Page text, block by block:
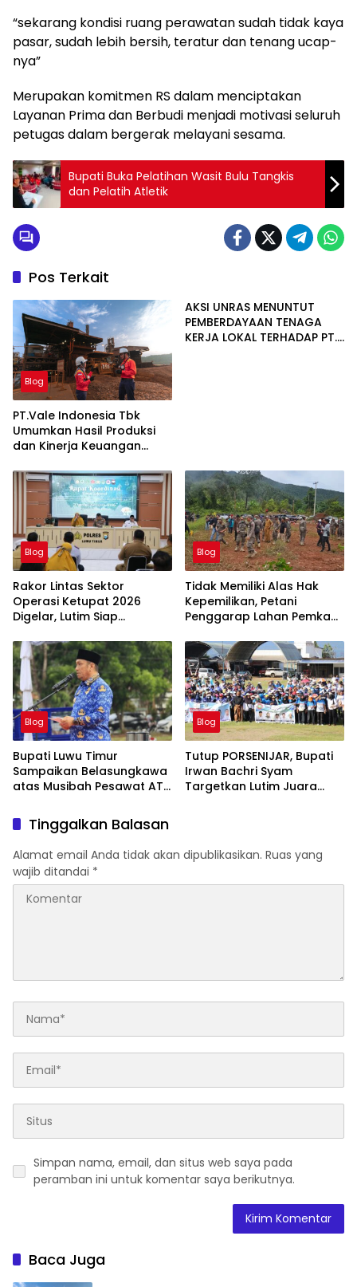
“sekarang kondisi ruang perawatan sudah tidak kaya
pasar, sudah lebih bersih, teratur dan tenang ucap-
nya”
Merupakan komitmen RS dalam menciptakan
Layanan Prima dan Berbudi menjadi motivasi seluruh
petugas dalam bergerak melayani sesama.
Bupati Buka Pelatihan Wasit Bulu Tangkis
dan Pelatih Atletik
Pos Terkait
Blog
PT.Vale Indonesia Tbk
Umumkan Hasil Produksi
dan Kinerja Keuangan
AKSI UNRAS MENUNTUT
PEMBERDAYAAN TENAGA
KERJA LOKAL TERHADAP PT.
Blog
Rakor Lintas Sektor
Operasi Ketupat 2026
Digelar, Lutim Siap
Lebaran
Blog
Tidak Memiliki Alas Hak
Kepemilikan, Petani
Penggarap Lahan Pemkab
Ganti Rugi Tanah
Blog
Bupati Luwu Timur
Sampaikan Belasungkawa
atas Musibah Pesawat ATR
Blog
Tutup PORSENIJAR, Bupati
Irwan Bachri Syam
Targetkan Lutim Juara
Tinggalkan Balasan
Alamat email Anda tidak akan dipublikasikan. Ruas yang
wajib ditandai *
Simpan nama, email, dan situs web saya pada
peramban ini untuk komentar saya berikutnya.
Baca Juga